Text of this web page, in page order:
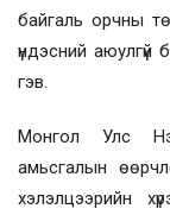
байгаль орчны
үндэсний
гэв.
Монгол Улс
амьсгалын
хэлэлцээрийн